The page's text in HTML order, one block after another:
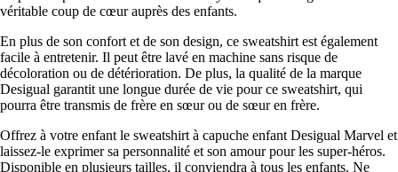
véritable coup de cœur auprès des enfants.
En plus de son confort et de son design, ce sweatshirt est également
facile à entretenir. Il peut être lavé en machine sans risque de
décoloration ou de détérioration. De plus, la qualité de la marque
Desigual garantit une longue durée de vie pour ce sweatshirt, qui
pourra être transmis de frère en sœur ou de sœur en frère.
Offrez à votre enfant le sweatshirt à capuche enfant Desigual Marvel et
laissez-le exprimer sa personnalité et son amour pour les super-héros.
Disponible en plusieurs tailles, il conviendra à tous les enfants. Ne